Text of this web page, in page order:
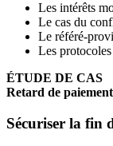
Les intérêts
Le cas du
Le référé-
Les
ÉTUDE DE CAS
Retard de
Sécuriser la fin